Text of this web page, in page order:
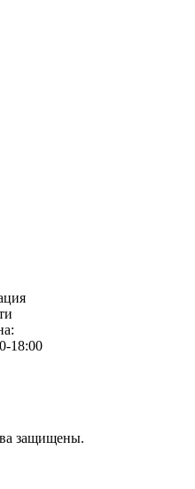
18:00
защищены.